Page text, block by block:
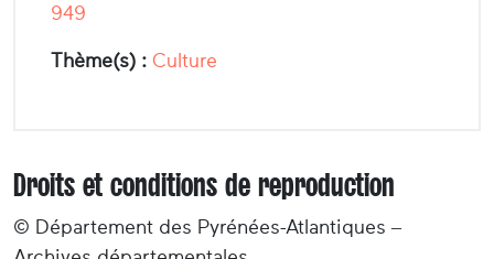
949
Thème(s) : Culture
Droits et conditions de reproduction
© Département des Pyrénées-Atlantiques –